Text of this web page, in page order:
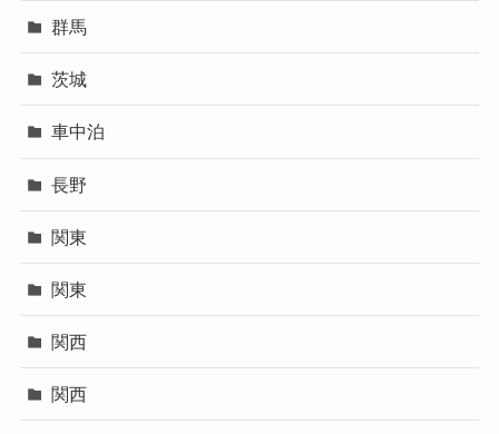
群馬
茨城
車中泊
長野
関東
関東
関西
関西